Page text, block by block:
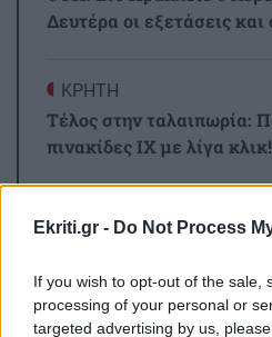
Ekriti.gr - Do Not Process
If you wish to opt-out of the sale,
processing of your personal or
targeted advertising by us,
Δευτέρα οι εξετάσεις
ΚΡΗΤΗ
Τέλος στην ταλαιπωρία:
πινακίδες ΙΧ με λίγα κλικ!
ΚΡΗΤΗ
Κρήτη: Απανωτά
ΕΚΑΒ ο «λογαριασμός»
διασκέδασης